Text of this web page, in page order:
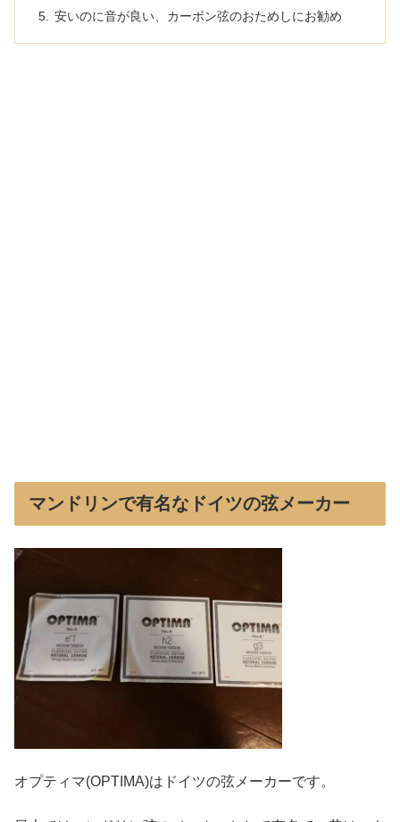
安いのに音が良い、カーボン弦のおためしにお勧め
マンドリンで有名なドイツの弦メーカー
オプティマ(OPTIMA)はドイツの弦メーカーです。